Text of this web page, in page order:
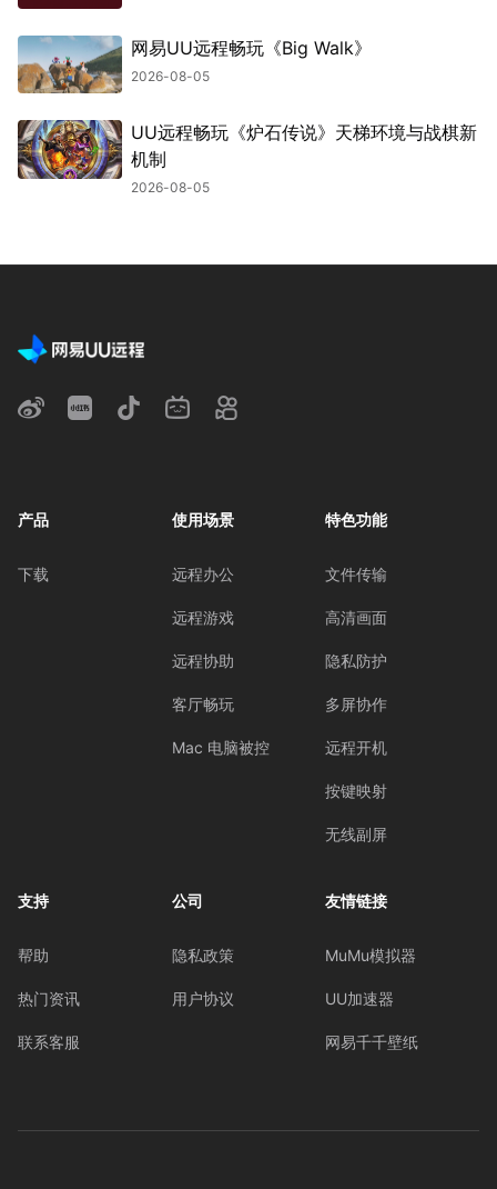
网易UU远程畅玩《Big Walk》
2026-08-05
UU远程畅玩《炉石传说》天梯环境与战棋新
机制
2026-08-05
产品
下载
使用场景
远程办公
远程游戏
远程协助
客厅畅玩
Mac 电脑被控
特色功能
文件传输
高清画面
隐私防护
多屏协作
远程开机
按键映射
无线副屏
支持
帮助
热门资讯
联系客服
公司
隐私政策
用户协议
友情链接
MuMu模拟器
UU加速器
网易千千壁纸